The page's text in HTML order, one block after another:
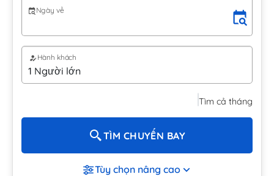
Ngày về
Hành khách
Tìm cả tháng
TÌM CHUYẾN BAY
Tùy chọn nâng cao